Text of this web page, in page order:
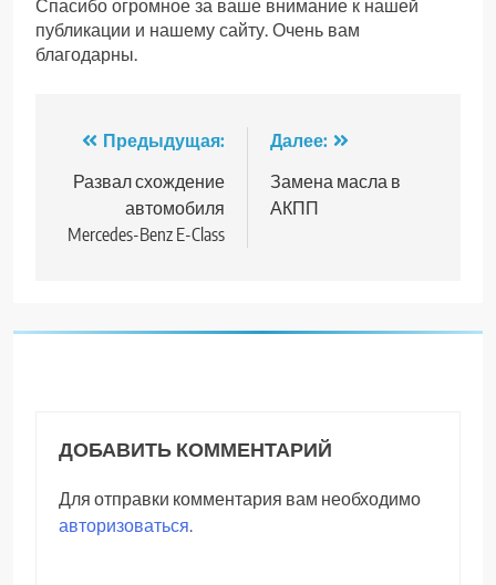
Спасибо огромное за ваше внимание к нашей
публикации и нашему сайту. Очень вам
благодарны.
Навигация
по
записям
Предыдущая:
Развал схождение
автомобиля
Mercedes-Benz E-Class
Далее:
Замена масла в
АКПП
ДОБАВИТЬ КОММЕНТАРИЙ
Для отправки комментария вам необходимо
авторизоваться.